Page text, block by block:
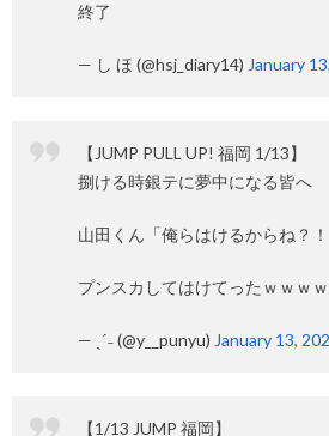
終了
— し ほ (@hsj_diary14) January
【JUMP PULL UP! 福岡 1/13】
捌ける時銀テに夢中になる皆へ
山田くん「俺らはけるからね？
プンスカしてはけてったｗｗｗ
— ˎˊ˗ (@y__punyu) January 13,
【1/13 JUMP 福岡】